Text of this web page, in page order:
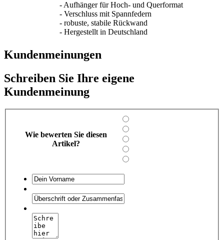
- Aufhänger für Hoch- und Querformat
- Verschluss mit Spannfedern
- robuste, stabile Rückwand
- Hergestellt in Deutschland
Kundenmeinungen
Schreiben Sie Ihre eigene
Kundenmeinung
Wie bewerten Sie diesen
Artikel?